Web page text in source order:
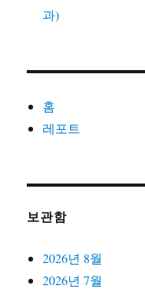
과)
홈
레포트
보관함
2026년 8월
2026년 7월